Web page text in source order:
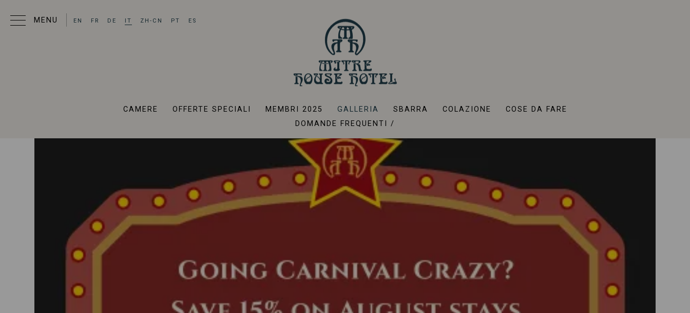
EN FR DE IT ZH-CN PT ES
CAMERE OFFERTE SPECIALI MEMBRI 2025 GALLERIA SBARRA COLAZIONE
COSE DA FARE
DOMANDE FREQUENTI /
Galleria